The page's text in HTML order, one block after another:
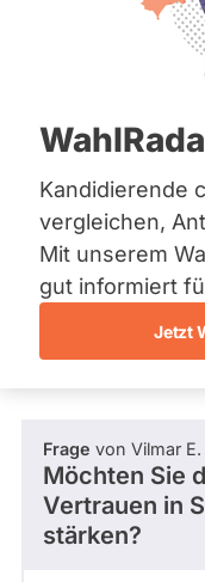
Bremen
Hamburg
Saarland
Sachsen
Sachsen-
Thüringen
Über uns
Kandidierende
vergleichen,
Mit unserem
gut informiert
Jetzt
a
o
m
l
e
Abgeordneter
Wahlkreis
Wahlkreis
Ebersberg
45,90
14
Fragen
Es
nur
Fragen
und
welche
gestellt
wurden.
Solche
aus
Fragen
Frage von Vilmar
Möchten Sie
Vertrauen in
stärken?